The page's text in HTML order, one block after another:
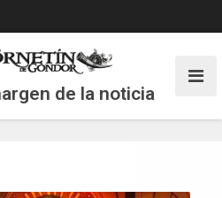
de la noticia